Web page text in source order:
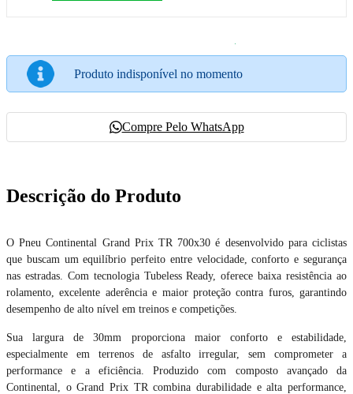
Produto indisponível no momento
Compre Pelo WhatsApp
Descrição do Produto
O Pneu Continental Grand Prix TR 700x30 é desenvolvido para ciclistas
que buscam um equilíbrio perfeito entre velocidade, conforto e segurança
nas estradas. Com tecnologia Tubeless Ready, oferece baixa resistência ao
rolamento, excelente aderência e maior proteção contra furos, garantindo
desempenho de alto nível em treinos e competições.
Sua largura de 30mm proporciona maior conforto e estabilidade,
especialmente em terrenos de asfalto irregular, sem comprometer a
performance e a eficiência. Produzido com composto avançado da
Continental, o Grand Prix TR combina durabilidade e alta performance,